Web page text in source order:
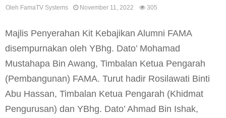
Oleh FamaTV Systems November 11, 2022 305
Majlis Penyerahan Kit Kebajikan Alumni FAMA
disempurnakan oleh YBhg. Dato’ Mohamad
Mustahapa Bin Awang, Timbalan Ketua Pengarah
(Pembangunan) FAMA. Turut hadir Rosilawati Binti
Abu Hassan, Timbalan Ketua Pengarah (Khidmat
Pengurusan) dan YBhg. Dato’ Ahmad Bin Ishak,